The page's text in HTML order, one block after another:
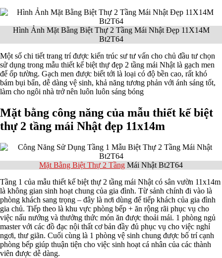
Hình Ảnh Mặt Bằng Biệt Thự 2 Tầng Mái Nhật Đẹp 11X14M
Bt2T64
Một số chi tiết trang trí được kiến trúc sư tư vấn cho chủ đầu tư chọn
sử dụng trong mẫu thiết kế biệt thự đẹp 2 tầng mái Nhật là gạch men
để ốp tường. Gạch men được biết tới là loại có độ bền cao, rất khó
bám bụi bẩn, dễ dàng vệ sinh, khả năng tương phản với ánh sáng tốt,
làm cho ngôi nhà trở nên luôn luôn sáng bóng
Mặt bằng công năng của mẫu thiết kế biệt
thự 2 tầng mái Nhật đẹp 11x14m
Mặt Bằng Biệt Thự 2 Tầng Mái Nhật Bt2T64
Tầng 1 của mẫu thiết kế biệt thự 2 tầng mái Nhật có sân vườn 11x14m
là không gian sinh hoạt chung của gia đình. Từ sảnh chính đi vào là
phòng khách sang trọng – đây là nơi dùng để tiếp khách của gia đình
gia chủ. Tiếp theo là khu vực phòng bếp + ăn rộng rãi phục vụ cho
việc nấu nướng và thưởng thức món ăn được thoải mái. 1 phòng ngủ
master với các đồ đạc nội thất cơ bản đầy đủ phục vụ cho việc nghỉ
ngơi, thư giãn. Cuối cùng là 1 phòng vệ sinh chung được bố trí cạnh
phòng bếp giúp thuận tiện cho việc sinh hoạt cá nhân của các thành
viên được dễ dàng.